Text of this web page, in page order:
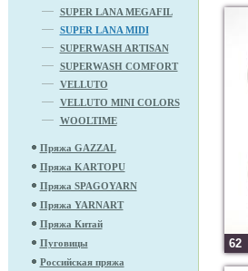
SUPER LANA MEGAFIL
SUPER LANA MIDI
SUPERWASH ARTISAN
SUPERWASH COMFORT
VELLUTO
VELLUTO MINI COLORS
WOOLTIME
Пряжа GAZZAL
Пряжа KARTOPU
Пряжа SPAGOYARN
Пряжа YARNART
Пряжа Китай
Пуговицы
Российская пряжа
62